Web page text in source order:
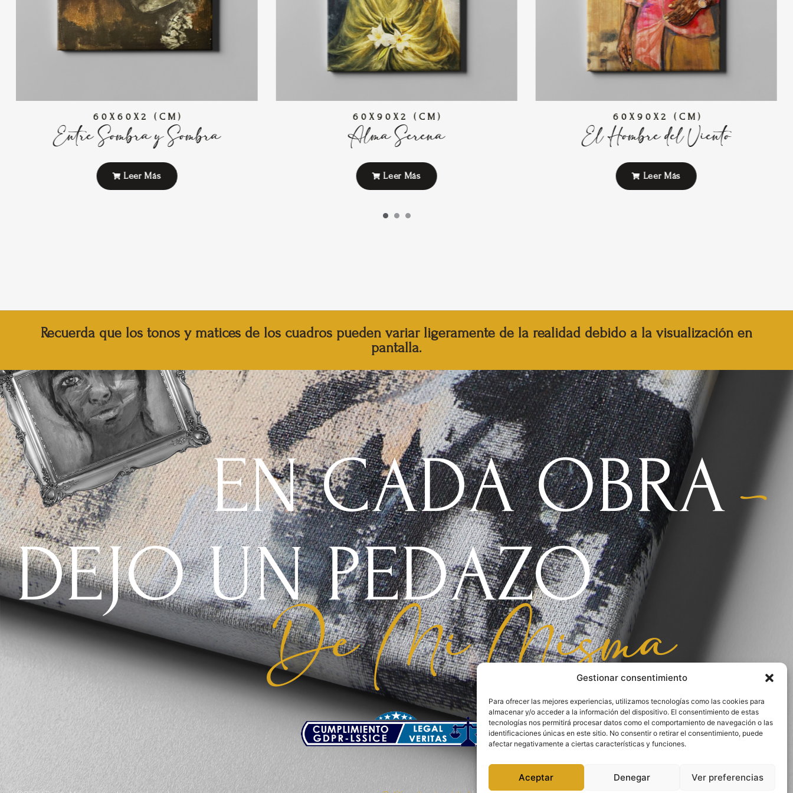
Gestionar consentimiento
Para ofrecer las mejores experiencias, utilizamos tecnologías como las cookies para
almacenar y/o acceder a la información del dispositivo. El consentimiento de estas
tecnologías nos permitirá procesar datos como el comportamiento de navegación o las
identificaciones únicas en este sitio. No consentir o retirar el consentimiento, puede
afectar negativamente a ciertas características y funciones.
Aceptar Denegar Ver preferencias
60X60X2 (CM)
Entre Sombra y Sombra
Leer Más
60X90X2 (CM)
Alma Serena
Leer Más
60X90X2 (CM)
El Hombre del Viento
Leer Más
Recuerda que los tonos y matices de los cuadros pueden variar ligeramente de la realidad debido a la visualización en
pantalla.
EN CADA OBRA -
DEJO UN PEDAZO
De Mi Misma